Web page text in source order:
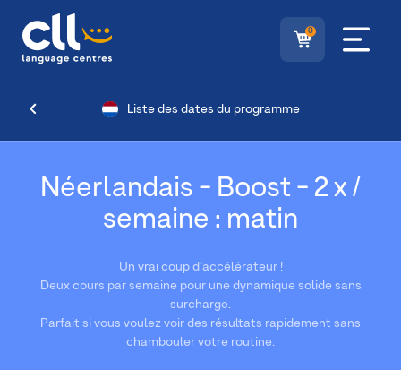
0
Liste des dates du programme
Néerlandais - Boost - 2 x /
semaine : matin
Un vrai coup d’accélérateur !
Deux cours par semaine pour une dynamique solide sans
surcharge.
Parfait si vous voulez voir des résultats rapidement sans
chambouler votre routine.